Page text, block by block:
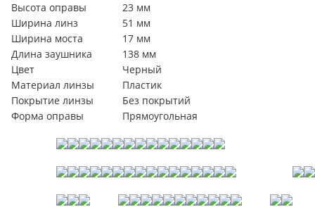
Высота оправы
23 мм
Ширина линз
51 мм
Ширина моста
17 мм
Длина заушника
138 мм
Цвет
Черный
Материал линзы
Пластик
Покрытие линзы
Без покрытий
Форма оправы
Прямоугольная